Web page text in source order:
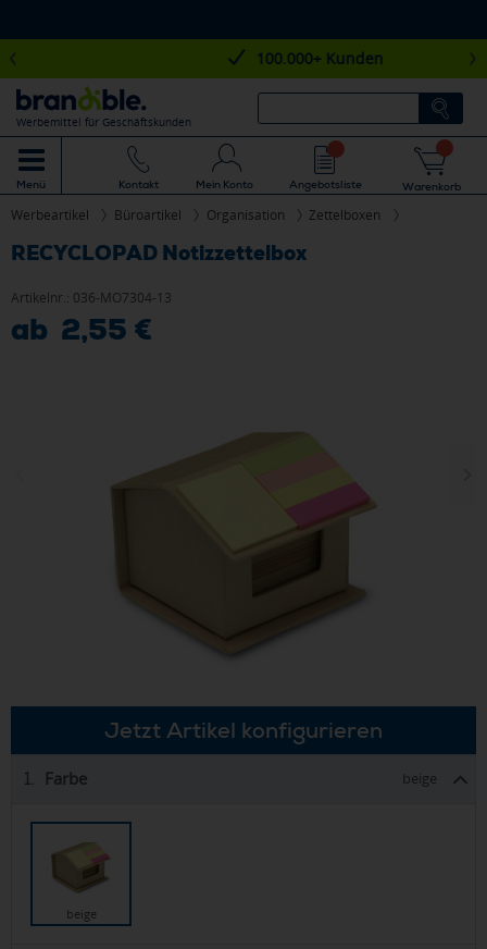
100.000+ Kunden
Werbemittel für Geschäftskunden
Menü Kontakt Mein Konto Angebotsliste Warenkorb
Werbeartikel Büroartikel Organisation Zettelboxen
RECYCLOPAD Notizzettelbox
Artikelnr.: 036-MO7304-13
ab 2,55 €
Jetzt Artikel konfigurieren
1. Farbe beige
beige